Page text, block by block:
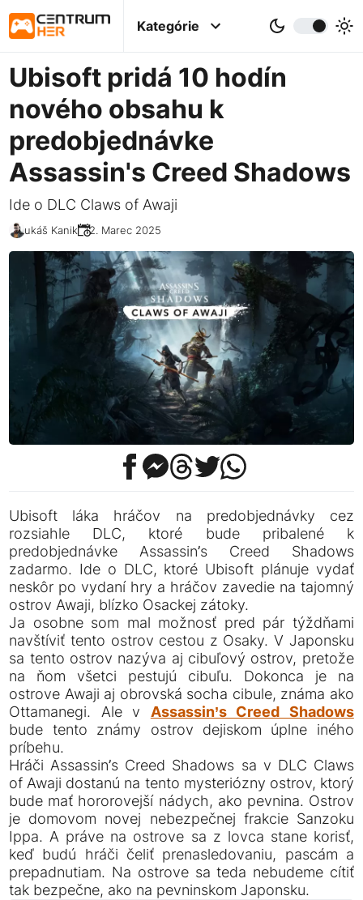
Kategórie
Ubisoft pridá 10 hodín
nového obsahu k
predobjednávke
Assassin's Creed Shadows
Ide o DLC Claws of Awaji
Lukáš Kanik 12. Marec 2025
Ubisoft láka hráčov na predobjednávky cez
rozsiahle DLC, ktoré bude pribalené k
predobjednávke Assassin’s Creed Shadows
zadarmo. Ide o DLC, ktoré Ubisoft plánuje vydať
neskôr po vydaní hry a hráčov zavedie na tajomný
ostrov Awaji, blízko Osackej zátoky.
Ja osobne som mal možnosť pred pár týždňami
navštíviť tento ostrov cestou z Osaky. V Japonsku
sa tento ostrov nazýva aj cibuľový ostrov, pretože
na ňom všetci pestujú cibuľu. Dokonca je na
ostrove Awaji aj obrovská socha cibule, známa ako
Ottamanegi. Ale v Assassin’s Creed Shadows
bude tento známy ostrov dejiskom úplne iného
príbehu.
Hráči Assassin’s Creed Shadows sa v DLC Claws
of Awaji dostanú na tento mysteriózny ostrov, ktorý
bude mať hororovejší nádych, ako pevnina. Ostrov
je domovom novej nebezpečnej frakcie Sanzoku
Ippa. A práve na ostrove sa z lovca stane korisť,
keď budú hráči čeliť prenasledovaniu, pascám a
prepadnutiam. Na ostrove sa teda nebudeme cítiť
tak bezpečne, ako na pevninskom Japonsku.